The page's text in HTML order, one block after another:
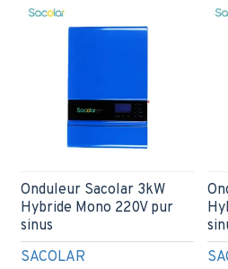
SACOLAR
Onduleur Sacolar 3kW
Hybride Mono 220V pur
sinus